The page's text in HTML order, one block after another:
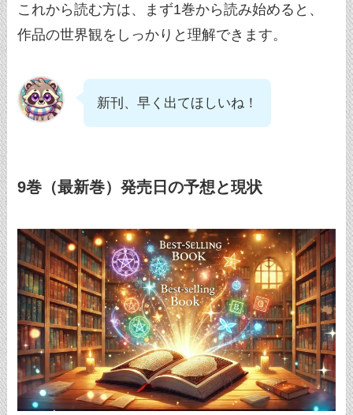
これから読む方は、まず1巻から読み始めると、
作品の世界観をしっかりと理解できます。
新刊、早く出てほしいね！
9巻（最新巻）発売日の予想と現状